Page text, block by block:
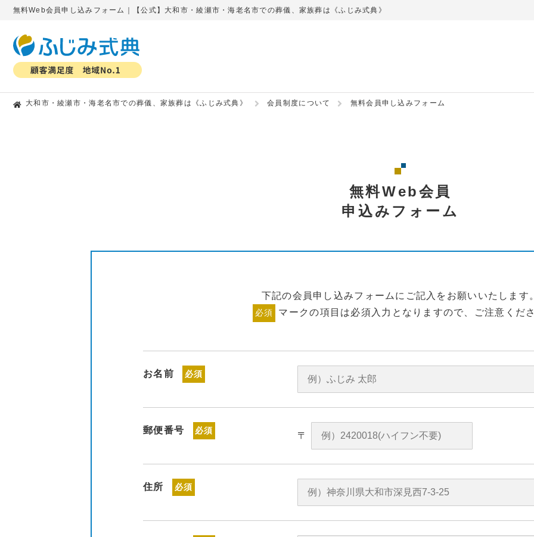
無料Web会員申し込みフォーム｜【公式】大和市・綾瀬市・海老名市での葬儀、家族葬は《ふじみ式典》
大和市・綾瀬市・海老名市での葬儀、家族葬は《ふじみ式典》 会員制度について 無料会員申し込みフォーム
無料Web会員
申込みフォーム
下記の会員申し込みフォームにご記入をお願いいたします。
必須 マークの項目は必須入力となりますので、ご注意くださ
お名前 必須
郵便番号 必須 〒
住所 必須